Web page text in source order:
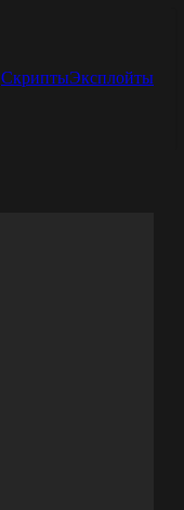
СкриптыЭксплойты